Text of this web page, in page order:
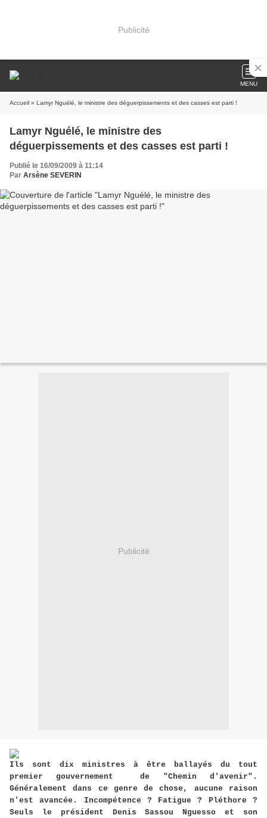
Publicité
MENU
Accueil » Lamyr Nguélé, le ministre des déguerpissements et des casses est parti !
Lamyr Nguélé, le ministre des
déguerpissements et des casses est parti !
Publié le 16/09/2009 à 11:14
Par Arsène SEVERIN
Publicité
Ils sont dix ministres à être ballayés du tout
premier gouvernement de "Chemin d'avenir".
Généralement dans ce genre de chose, aucune raison
n'est avancée. Incompétence ? Fatigue ? Pléthore ?
Seuls le président Denis Sassou Nguesso et son